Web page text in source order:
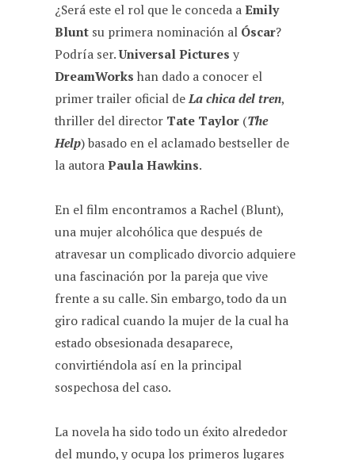
c
e
b
o
o
k
a
t
s
A
p
p
l
e
g
r
a
m
d
d
i
t
a
i
l
¿Será este el rol que le conceda aEmily
Blunt su primera nominación al Óscar?
Podría ser.Universal Pictures y
DreamWorks han dado a conocer el
primer trailer oficial deLa chica del tren,
thriller del director Tate Taylor (The
Help) basado en el aclamado bestseller de
la autoraPaula Hawkins.
En el film encontramos a Rachel (Blunt),
una mujer alcohólica que después de
atravesar un complicado divorcio adquiere
una fascinación por la pareja que vive
frente a su calle. Sin embargo, todo da un
giro radical cuando la mujer de la cual ha
estado obsesionada desaparece,
convirtiéndola así en la principal
sospechosa del caso.
La novela ha sido todo un éxito alrededor
del mundo, y ocupa los primeros lugares